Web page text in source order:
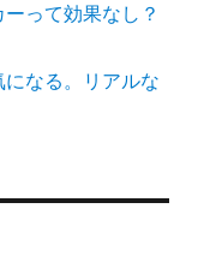
って効果なし？
なる。リアルな